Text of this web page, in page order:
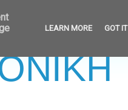
LEARN MORE GOT IT